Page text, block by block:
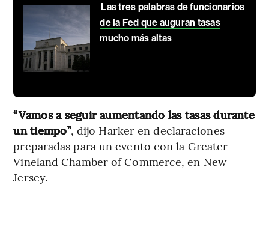
Las tres palabras de funcionarios
de la Fed que auguran tasas
mucho más altas
“Vamos a seguir aumentando las tasas durante
un tiempo”, dijo Harker en declaraciones
preparadas para un evento con la Greater
Vineland Chamber of Commerce, en New
Jersey.